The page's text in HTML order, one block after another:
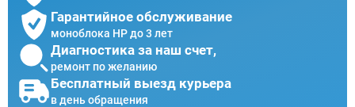
Гарантийное обслуживание
моноблока HP до 3 лет
Диагностика за наш счет,
ремонт по желанию
Бесплатный выезд курьера
в день обращения